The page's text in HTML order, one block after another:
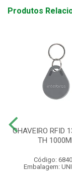
Produtos
CHAVEIRO RFID
TH
Código:
Embalagem: